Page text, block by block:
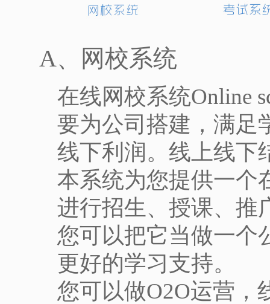
A、网校系统
在线网校系统Online
要为公司搭建，满足
线下利润。线上线下
本系统为您提供一个
进行招生、授课、推
您可以把它当做一个
更好的学习支持。
您可以做O2O运营，